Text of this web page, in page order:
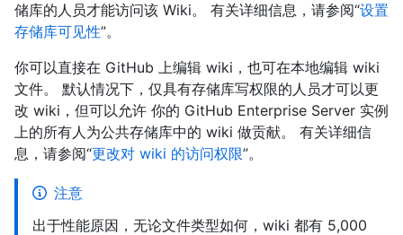
储库的人员才能访问该 Wiki。 有关详细信息，请参阅“设置
存储库可见性”。
你可以直接在 GitHub 上编辑 wiki，也可在本地编辑 wiki
文件。 默认情况下，仅具有存储库写权限的人员才可以更
改 wiki，但可以允许 你的 GitHub Enterprise Server 实例
上的所有人为公共存储库中的 wiki 做贡献。 有关详细信
息，请参阅“更改对 wiki 的访问权限”。
注意
出于性能原因，无论文件类型如何，wiki 都有 5,000